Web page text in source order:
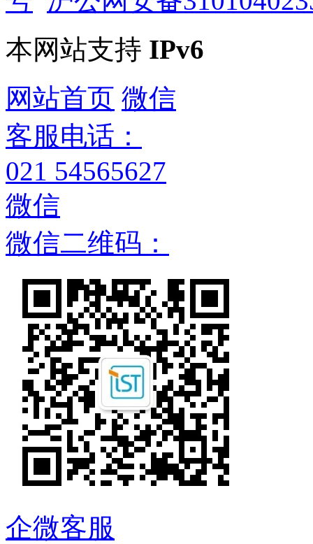
本网站支持 IPv6
网站首页 微信
客服电话：
021 54565627
微信
微信二维码：
企微客服